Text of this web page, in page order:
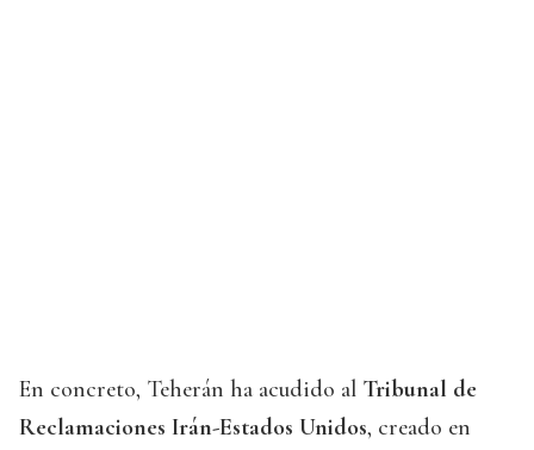
En concreto, Teherán ha acudido al Tribunal de
Reclamaciones Irán-Estados Unidos, creado en